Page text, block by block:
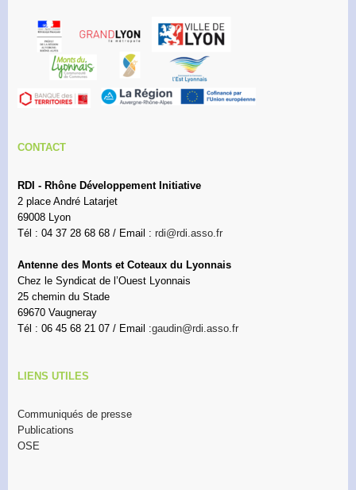
CONTACT
RDI - Rhône Développement Initiative
2 place André Latarjet
69008 Lyon
Tél : 04 37 28 68 68 / Email : rdi@rdi.asso.fr
Antenne des Monts et Coteaux du Lyonnais
Chez le Syndicat de l’Ouest Lyonnais
25 chemin du Stade
69670 Vaugneray
Tél : 06 45 68 21 07 / Email :gaudin@rdi.asso.fr
LIENS UTILES
Communiqués de presse
Publications
OSE